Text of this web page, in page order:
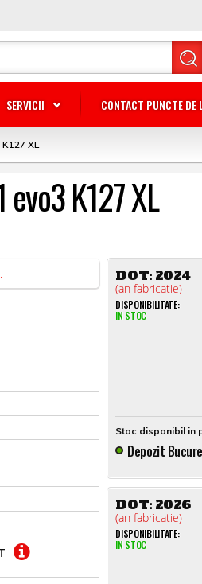
SERVICII CONTACT PUNCTE DE
XL
K127 XL
DOT: 2024
(an fabricatie)
DISPONIBILITATE:
IN STOC
Stoc disponibil in
Depozit
DOT: 2026
(an fabricatie)
DISPONIBILITATE:
IN STOC